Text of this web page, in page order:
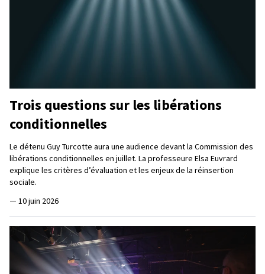
Trois questions sur les libérations
conditionnelles
Le détenu Guy Turcotte aura une audience devant la Commission des
libérations conditionnelles en juillet. La professeure Elsa Euvrard
explique les critères d’évaluation et les enjeux de la réinsertion
sociale.
— 10 juin 2026